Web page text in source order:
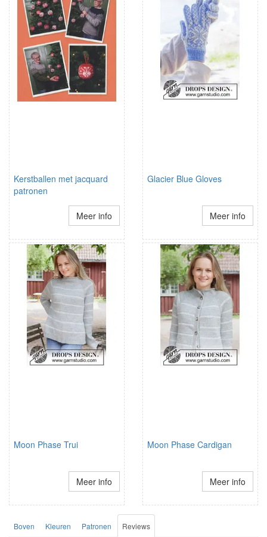
Kerstballen met jacquard
patronen
Meer info
Glacier Blue Gloves
Meer info
Moon Phase Trui
Meer info
Moon Phase Cardigan
Meer info
Boven Kleuren Patronen Reviews